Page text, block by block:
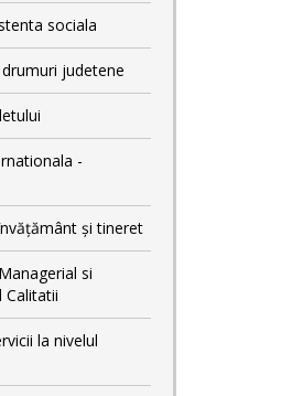
sociala
judetene
-
și tineret
si
Calitatii
la nivelul